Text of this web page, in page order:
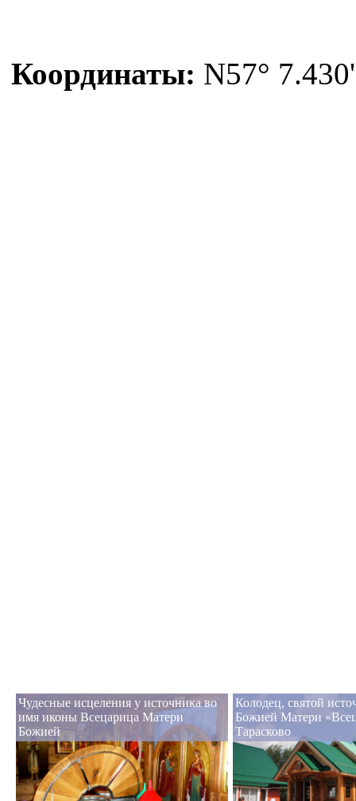
Координаты: N57°
Чудесные исцеления у источника во
имя иконы Всецарица Матери
Божией
Колодец, святой
Божией Матери
Тарасково